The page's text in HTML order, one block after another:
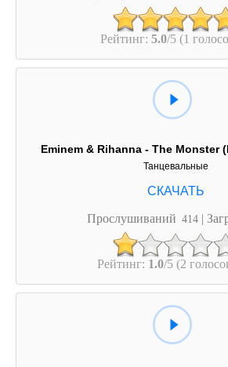
Рейтинг: 5.0/5 (1
Eminem & Rihanna - The Monster
Танцевальные
Прослушиваний 414 |
Рейтинг: 1.0/5 (2